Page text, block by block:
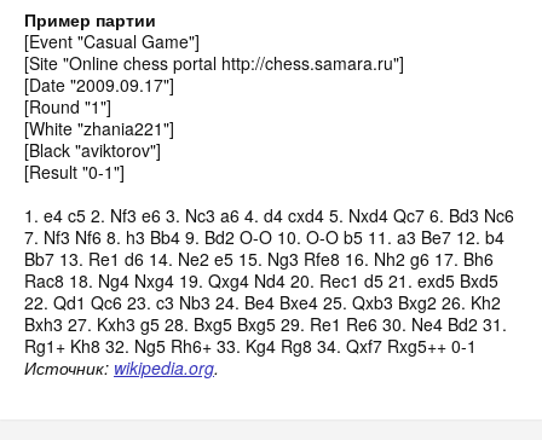
Пример партии
[Event "Casual Game"]
[Site "Online chess portal http://chess.samara.ru"]
[Date "2009.09.17"]
[Round "1"]
[White "zhania221"]
[Black "aviktorov"]
[Result "0-1"]
1. e4 c5 2. Nf3 e6 3. Nc3 a6 4. d4 cxd4 5. Nxd4 Qc7 6. Bd3 Nc6
7. Nf3 Nf6 8. h3 Bb4 9. Bd2 O-O 10. O-O b5 11. a3 Be7 12. b4
Bb7 13. Re1 d6 14. Ne2 e5 15. Ng3 Rfe8 16. Nh2 g6 17. Bh6
Rac8 18. Ng4 Nxg4 19. Qxg4 Nd4 20. Rec1 d5 21. exd5 Bxd5
22. Qd1 Qc6 23. c3 Nb3 24. Be4 Bxe4 25. Qxb3 Bxg2 26. Kh2
Bxh3 27. Kxh3 g5 28. Bxg5 Bxg5 29. Re1 Re6 30. Ne4 Bd2 31.
Rg1+ Kh8 32. Ng5 Rh6+ 33. Kg4 Rg8 34. Qxf7 Rxg5++ 0-1
Источник: wikipedia.org.